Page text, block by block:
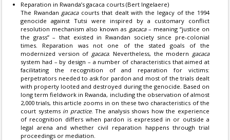
Reparation in Rwanda’s gacaca courts (Bert Ingelaere)
The Rwandan gacacacourts that dealt with the legacy of the 1994
genocide against Tutsi were inspired by a customary conflict
resolution mechanism also known as gacaca– meaning “justice on
the grass” – that existed in Rwandan society since pre-colonial
times. Reparation was not one of the stated goals of the
modernized version of gacaca. Nevertheless, the modern gacaca
system had – by design – a number of characteristics that aimed at
facilitating the recognition of and reparation for victims:
perpetrators needed to ask for pardon and most of the trials dealt
with property looted and destroyed during the genocide. Based on
long term fieldwork in Rwanda, including the observation of almost
2,000 trials, this article zooms in on these two characteristics of the
court systems in practice. The analysis shows how the experience
of recognition differs when pardon is expressed in or outside a
legal arena and whether civil reparation happens through trial
proceedings or mediation.